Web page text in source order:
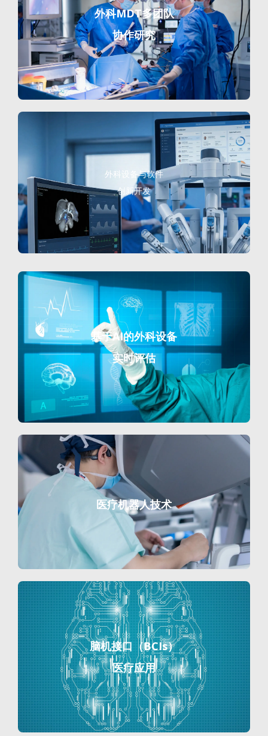
外科MDT多团队
协作研究
外科设备与软件
创新开发
基于AI的外科设备
实时评估
医疗机器人技术
脑机接口（BCIs）
医疗应用